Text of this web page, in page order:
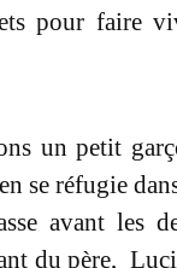
pour faire
un petit
se réfugie
avant les
du père,